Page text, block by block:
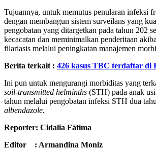
Tujuannya, untuk memutus penularan infeksi
dengan membangun sistem surveilans yang
pengobatan yang ditargetkan pada tahun 202
kecacatan dan meminimalkan penderitaan
filariasis melalui peningkatan manajemen
Berita terkait : 426 kasus TBC terdaftar di
Ini pun untuk mengurangi morbiditas yang
soil-transmitted helminths (STH) pada anak
tahun melalui pengobatan infeksi STH dua
albendazole.
Reporter: Cidalia Fátima
Editor : Armandina Moniz